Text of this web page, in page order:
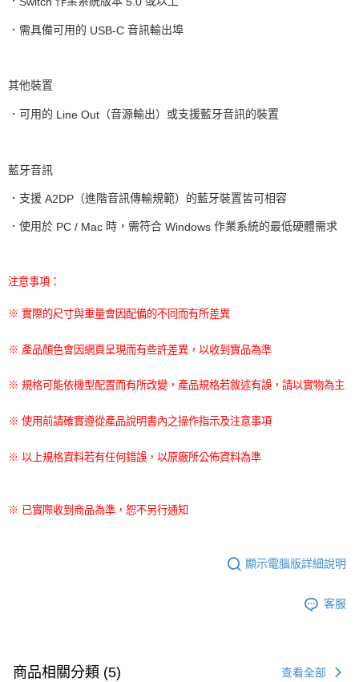
．需具備可用的 USB-C 音訊輸出埠
其他裝置
．可用的 Line Out （音源輸出）或支援藍牙音訊的裝置
藍牙音訊
．支援 A2DP （進階音訊傳輸規範）的藍牙裝置皆可相容
．使用於 PC / Mac 時，需符合 Windows 作業系統的最低硬體需求
注意事項：
※ 實際的尺寸與重量會因配備的不同而有所差異
※ 產品顏色會因網頁呈現而有些許差異，以收到實品為準
※ 規格可能依機型配置而有所改變，產品規格若敘述有誤，請以實物為主
※ 使用前請確實遵從產品說明書內之操作指示及注意事項
※ 以上規格資料若有任何錯誤，以原廠所公佈資料為準
※ 已實際收到商品為準，恕不另行通知
顯示電腦版詳細說明
客服
商品相關分類 (5) 查看全部